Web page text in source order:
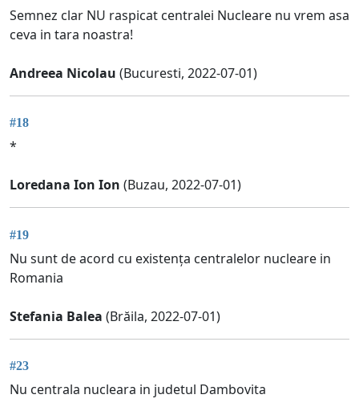
Semnez clar NU raspicat centralei Nucleare nu vrem asa
ceva in tara noastra!
Andreea Nicolau (Bucuresti, 2022-07-01)
#18
*
Loredana Ion Ion (Buzau, 2022-07-01)
#19
Nu sunt de acord cu existența centralelor nucleare in
Romania
Stefania Balea (Brăila, 2022-07-01)
#23
Nu centrala nucleara in judetul Dambovita